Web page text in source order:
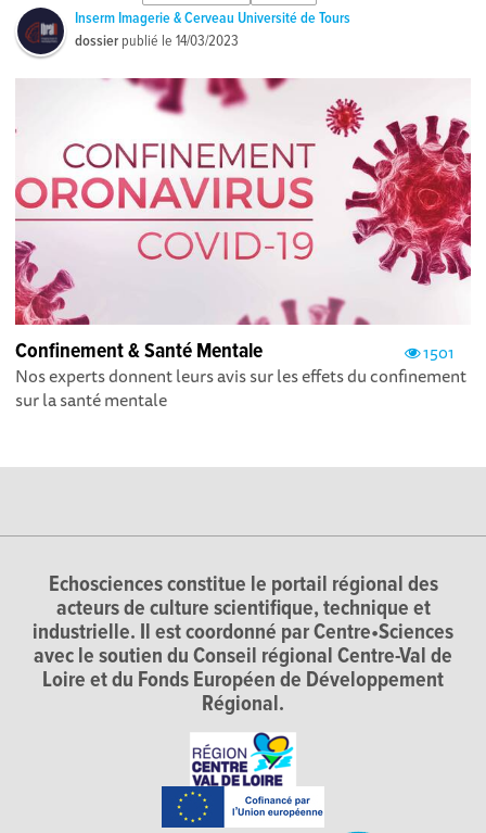
Inserm Imagerie & Cerveau Université de Tours
dossier publié le14/03/2023
1501
Confinement & Santé Mentale
Nos experts donnent leurs avis sur les effets du confinement
sur la santé mentale
Echosciences constitue le portail régional des
acteurs de culture scientifique, technique et
industrielle. Il est coordonné par Centre•Sciences
avec le soutien du Conseil régional Centre-Val de
Loire et du Fonds Européen de Développement
Régional.